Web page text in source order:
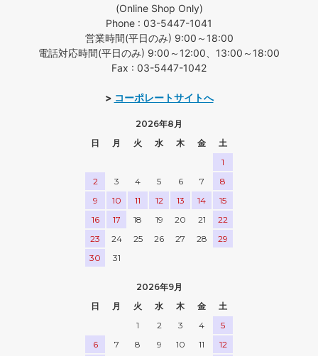
(Online Shop Only)
Phone : 03-5447-1041
営業時間(平日のみ) 9:00～18:00
電話対応時間(平日のみ) 9:00～12:00、13:00～18:00
Fax : 03-5447-1042
> コーポレートサイトへ
2026年8月
日
月 火 水 木 金
土
1
2
3 4 5 6 7
8
9
10 11 12 13 14
15
16
17 18 19 20 21
22
23
24 25 26 27 28
29
30
31
2026年9月
日
月 火 水 木 金
土
1
2 3 4
5
6
7 8 9 10 11
12